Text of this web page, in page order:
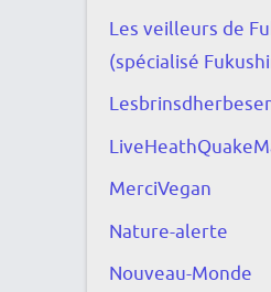
Les veilleurs de
(spécialisé
MerciVegan
Nature-alerte
Nouveau-Monde